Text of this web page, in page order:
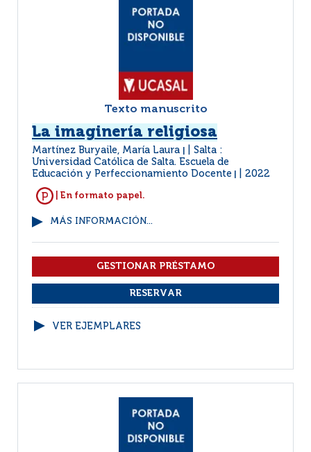
Texto manuscrito
La imaginería religiosa
Martínez Buryaile, María Laura
Salta :
Universidad Católica de Salta. Escuela de
Educación y Perfeccionamiento Docente
2022
| En formato papel.
MÁS INFORMACIÓN...
VER EJEMPLARES